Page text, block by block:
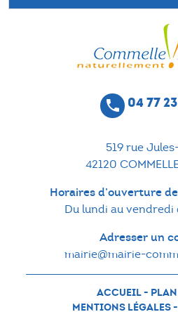
phone 04 77
519 rue
42120
Horaires d’ouverture
Du lundi au vendredi
Adresser un
mairie@mairie-
ACCUEIL-
MENTIONS LÉGALES-